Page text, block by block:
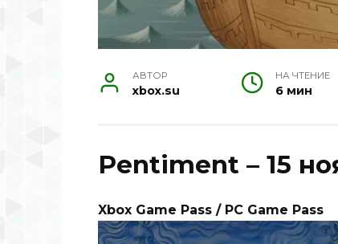
АВТОР
xbox.su
НА ЧТЕНИЕ
6 мин
Pentiment – 15
Xbox Game Pass / PC Game Pass